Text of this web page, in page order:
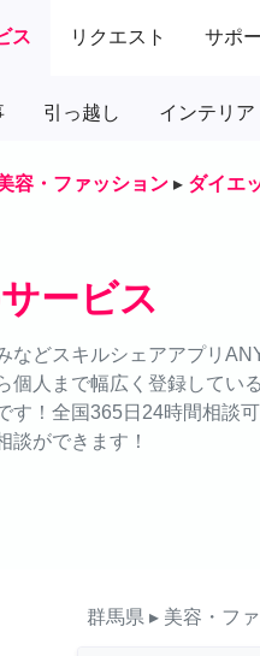
ス リクエスト サポ
引っ越し インテリア
容・ファッション ▸ ダイエ
ービス
などスキルシェアアプリ
個人まで幅広く登録してい
す！全国365日24時間相談
談ができます！
群馬県 ▸ 美容・フ